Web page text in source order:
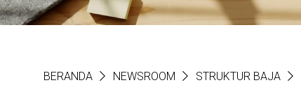
BERANDA NEWSROOM STRUKTUR BAJA